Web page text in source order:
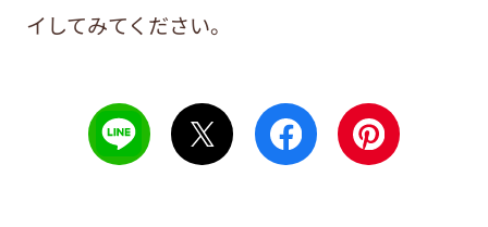
イしてみてください。